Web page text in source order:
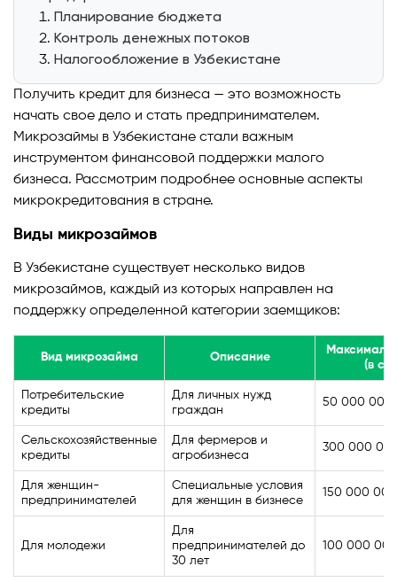
Планирование бюджета
Контроль денежных потоков
Налогообложение в Узбекистане
Получить кредит для бизнеса — это возможность
начать свое дело и стать предпринимателем.
Микрозаймы в Узбекистане стали важным
инструментом финансовой поддержки малого
бизнеса. Рассмотрим подробнее основные аспекты
микрокредитования в стране.
Виды микрозаймов
В Узбекистане существует несколько видов
микрозаймов, каждый из которых направлен на
поддержку определенной категории заемщиков:
Вид микрозайма Описание
(в
Потребительские
кредиты
Для личных нужд
граждан
50 000 000
Сельскохозяйственные
кредиты
Для фермеров и
агробизнеса
300 000
Для женщин-
предпринимателей
Специальные условия
для женщин в бизнесе
150 000 000
Для молодежи
Для
предпринимателей до
30 лет
100 000 000